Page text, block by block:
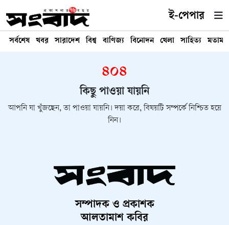
ই-পেপার
সর্বশেষ খবর সারাদেশ বিশ্ব বাণিজ্য বিনোদন খেলা সাহিত্য মতামত
৪০৪
কিছু পাওয়া যায়নি
আপনি যা খুঁজছেন, তা পাওয়া যায়নি। দয়া করে, বিষয়টি সম্পর্কে নিশ্চিত হয়ে
নিন।
সম্পাদক ও প্রকাশক
আলতামাশ কবির